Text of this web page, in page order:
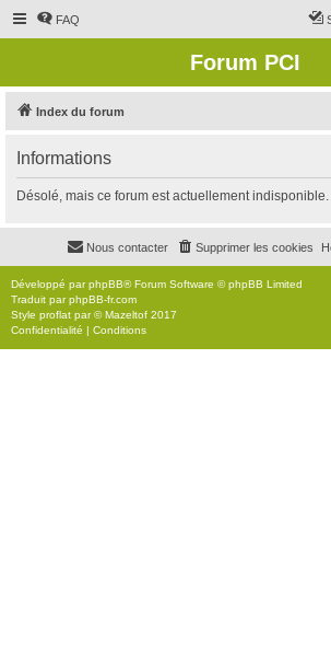
FAQ
Forum PCI
Index du forum
Informations
Désolé, mais ce forum est actuellement indisponible.
Supprimer les cookies
Nous contacter
Développé parphpBB® Forum Software © phpBB Limited
Traduit parphpBB-fr.com
Style proflat par ©Mazeltof 2017
Confidentialité | Conditions